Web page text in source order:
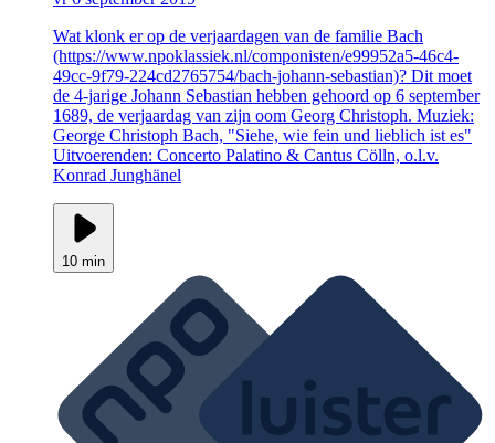
Wat klonk er op de verjaardagen van de familie Bach
(https://www.npoklassiek.nl/componisten/e99952a5-46c4-
49cc-9f79-224cd2765754/bach-johann-sebastian)? Dit moet
de 4-jarige Johann Sebastian hebben gehoord op 6 september
1689, de verjaardag van zijn oom Georg Christoph. Muziek:
George Christoph Bach, "Siehe, wie fein und lieblich ist es"
Uitvoerenden: Concerto Palatino & Cantus Cölln, o.l.v.
Konrad Junghänel
10 min